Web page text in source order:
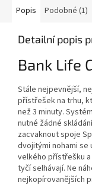
Popis Podobné (1)
Detailní popis
Bank Life
Stále nejpevnější,
přístřešek na trhu,
než 3 minuty.
nutné žádné
zacvaknout spoje
dvojitými nohami se
velkého přístřešku
tyčí selhávají. Ne
nejkopírovanějších